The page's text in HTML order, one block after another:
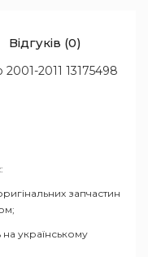
Відгуків (0)
2011 13175498
запчастин
українському